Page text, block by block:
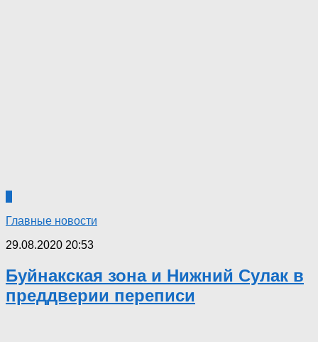
Главные новости
29.08.2020 20:53
Буйнакская зона и Нижний Сулак в
преддверии переписи